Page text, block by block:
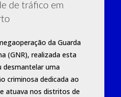
de tráfico em
da Guarda
(GNR), realizada esta
desmantelar uma
criminosa dedicada ao
atuava nos distritos de